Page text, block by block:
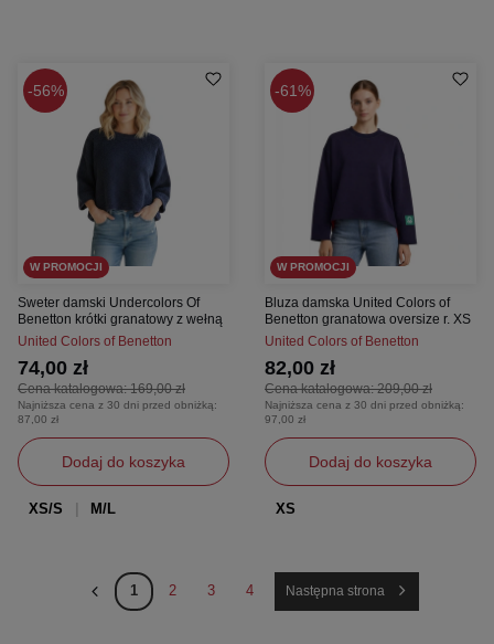
56%
W PROMOCJI
Sweter damski Undercolors Of
Benetton krótki granatowy z wełną
United Colors of Benetton
Cena katalogowa:169,00 zł
74,00 zł
Najniższa cena z 30 dni przed obniżką:
87,00 zł
Dodaj do koszyka
XS/S M/L
61%
W PROMOCJI
Bluza damska United Colors of
Benetton granatowa oversize r. XS
United Colors of Benetton
Cena katalogowa:209,00 zł
82,00 zł
Najniższa cena z 30 dni przed obniżką:
97,00 zł
Dodaj do koszyka
XS
1 2 3 4 Następna strona